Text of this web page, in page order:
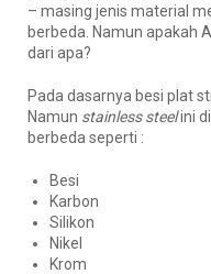
– masing jenis material
berbeda. Namun apakah
dari apa?
Pada dasarnya besi plat
Namun stainless steelini
berbeda seperti :
Besi
Karbon
Silikon
Nikel
Krom